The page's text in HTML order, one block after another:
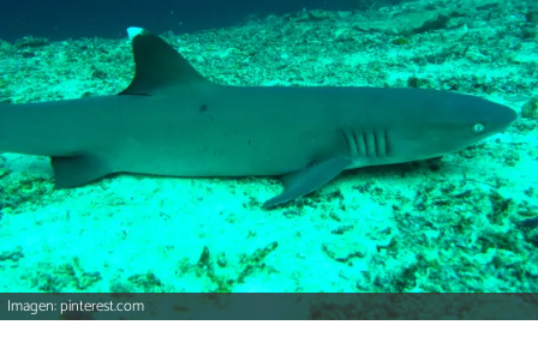
Imagen: pinterest.com